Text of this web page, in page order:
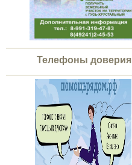
Телефоны доверия